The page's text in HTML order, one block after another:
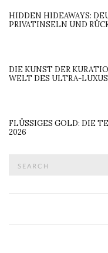
HIDDEN HIDEAWAYS:
PRIVATINSELN UND
DIE KUNST DER
WELT DES ULTRA-LUXUS
FLÜSSIGES GOLD: DIE
2026